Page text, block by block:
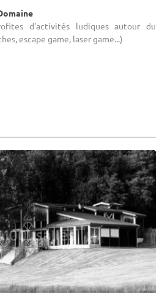
d'activités ludiques autour du
escape game, laser game...)